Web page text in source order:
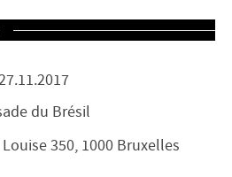
du Brésil
350, 1000 Bruxelles